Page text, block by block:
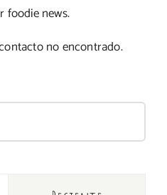
foodie news.
no encontrado.